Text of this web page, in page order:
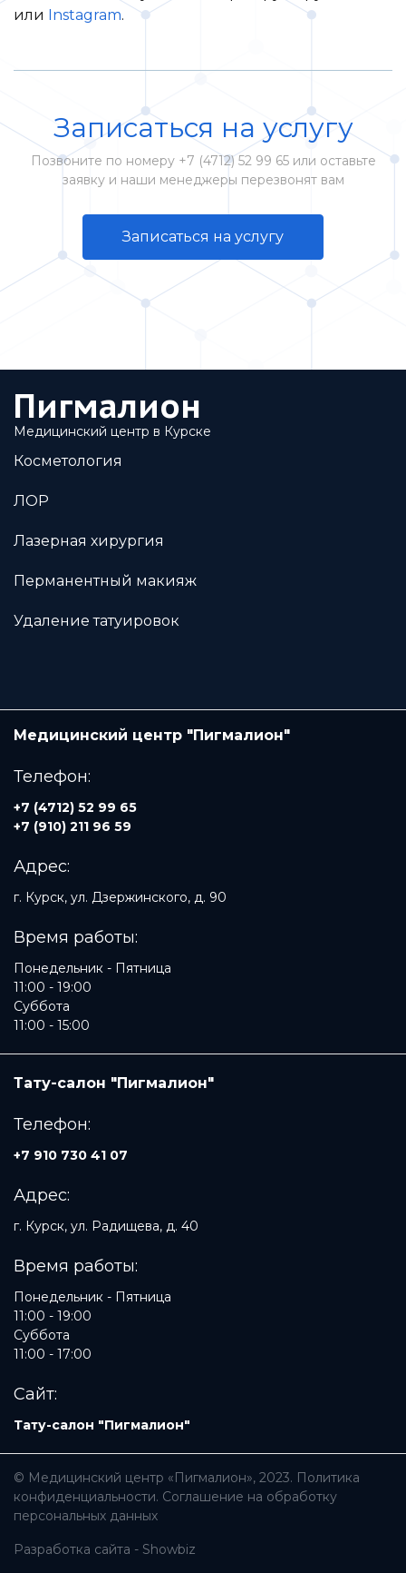
или Instagram.
Записаться на услугу
Позвоните по номеру +7 (4712) 52 99 65 или оставьте
заявку и наши менеджеры перезвонят вам
Записаться на услугу
Пигмалион
Медицинский центр в Курске
Косметология
ЛОР
Лазерная хирургия
Перманентный макияж
Удаление татуировок
Медицинский центр "Пигмалион"
Телефон:
+7 (4712) 52 99 65
+7 (910) 211 96 59
Адрес:
г. Курск, ул. Дзержинского, д. 90
Время работы:
Понедельник - Пятница
11:00 - 19:00
Суббота
11:00 - 15:00
Тату-салон "Пигмалион"
Телефон:
+7 910 730 41 07
Адрес:
г. Курск, ул. Радищева, д. 40
Время работы:
Понедельник - Пятница
11:00 - 19:00
Суббота
11:00 - 17:00
Сайт:
Тату-салон "Пигмалион"
© Медицинский центр «Пигмалион», 2023. Политика
конфиденциальности. Соглашение на обработку
персональных данных
Разработка сайта - Showbiz